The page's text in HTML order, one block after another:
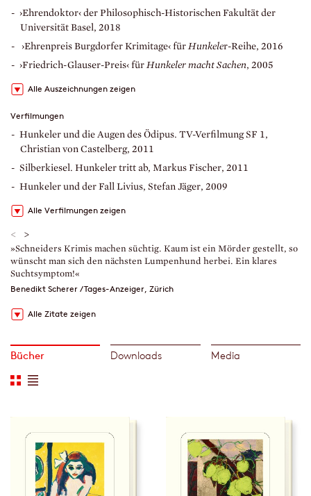
›Ehrendoktor‹ der Philosophisch-Historischen Fakultät der
Universität Basel, 2018
›Ehrenpreis Burgdorfer Krimitage‹ für Hunkeler-Reihe, 2016
›Friedrich-Glauser-Preis‹ für Hunkeler macht Sachen, 2005
Alle Auszeichnungen zeigen
Verfilmungen
Hunkeler und die Augen des Ödipus. TV-Verfilmung SF 1,
Christian von Castelberg, 2011
Silberkiesel. Hunkeler tritt ab, Markus Fischer, 2011
Hunkeler und der Fall Livius, Stefan Jäger, 2009
Alle Verfilmungen zeigen
< >
»Schneiders Krimis machen süchtig. Kaum ist ein Mörder gestellt, so
wünscht man sich den nächsten Lumpenhund herbei. Ein klares
Suchtsymptom!«
Benedikt Scherer / Tages-Anzeiger, Zürich
Alle Zitate zeigen
Bücher Downloads Media